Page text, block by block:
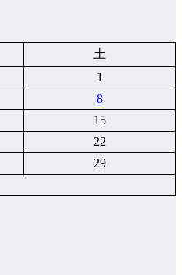
土
1
8
15
22
29